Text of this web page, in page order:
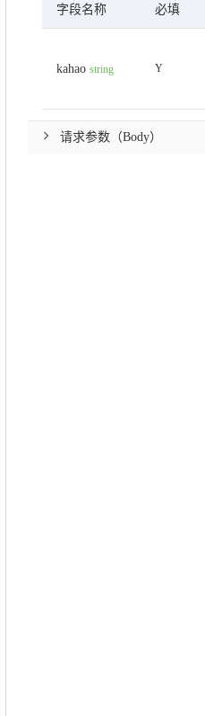
字段名称 必填
kahao string Y
请求参数（Body）